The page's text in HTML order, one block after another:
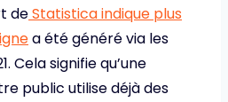
deStatistica indique plus
a été généré via les
Cela signifie qu’une
public utilise déjà des